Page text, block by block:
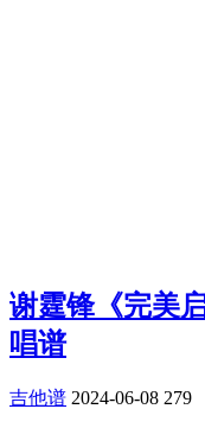
谢霆锋《完美
唱谱
吉他谱 2024-06-08 279